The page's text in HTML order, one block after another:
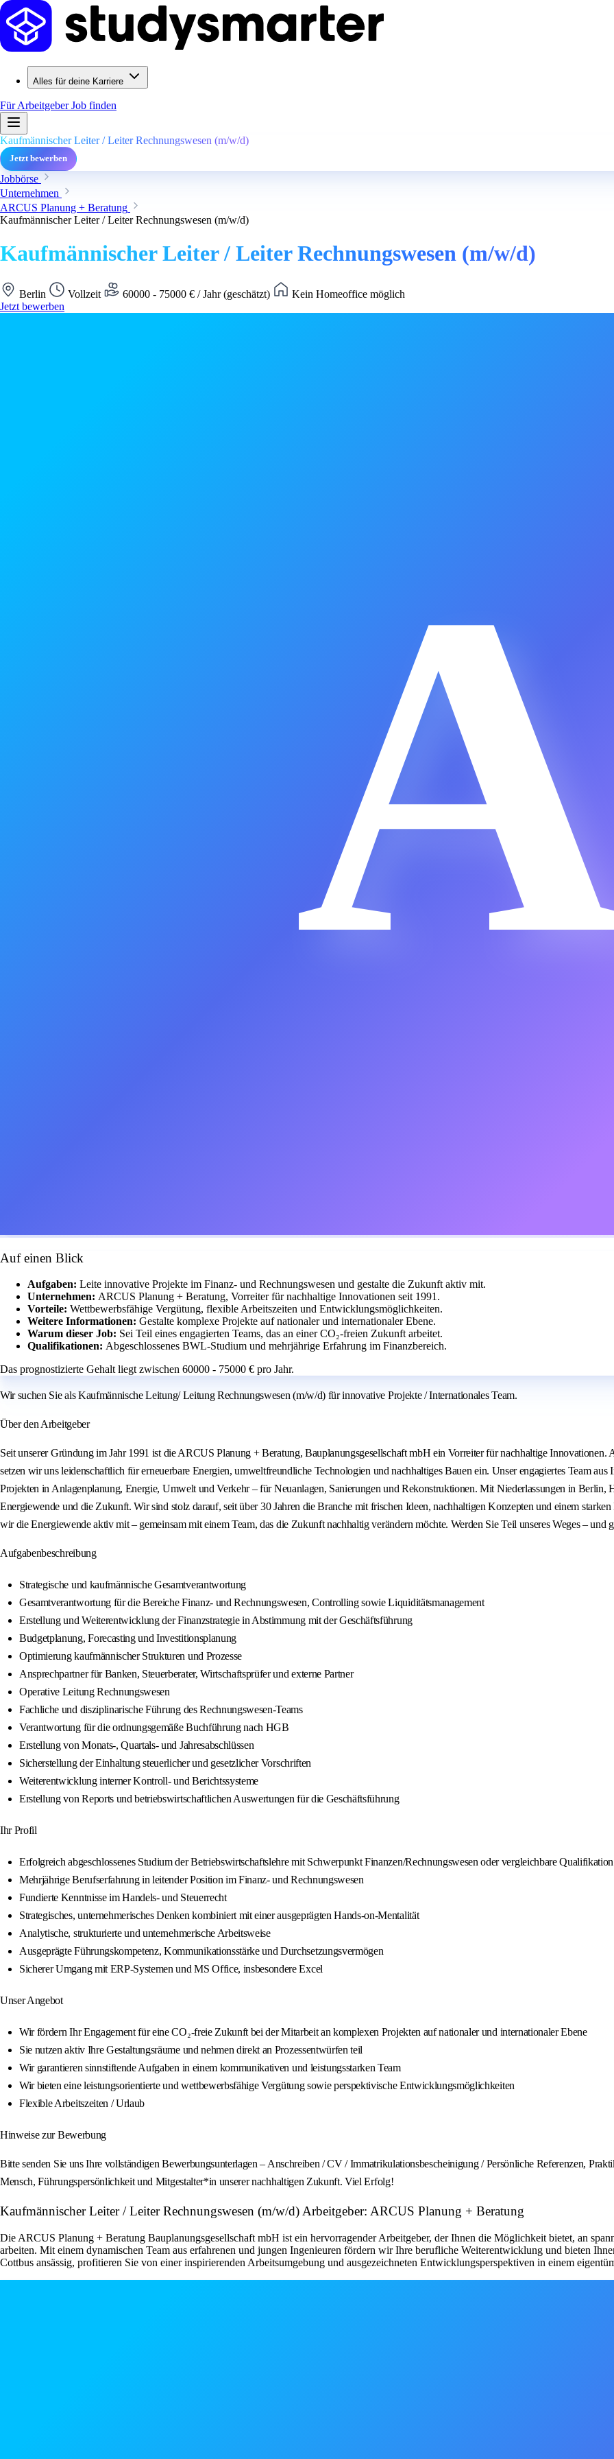
Alles für deine Karriere
Für ArbeitgeberJob finden
Kaufmännischer Leiter / Leiter Rechnungswesen (m/w/d)
Jetzt bewerben
Jobbörse
Unternehmen
ARCUS Planung + Beratung
Kaufmännischer Leiter / Leiter Rechnungswesen (m/w/d)
Kaufmännischer Leiter / Leiter Rechnungswesen (m/w/d)
Berlin Vollzeit 60000 - 75000 € / Jahr (geschätzt)
Kein Homeoffice möglich
Jetzt bewerben
Auf einen Blick
Aufgaben: Leite innovative Projekte im Finanz- und Rechnungswesen und gestalte die Zukunft aktiv mit.
Unternehmen: ARCUS Planung + Beratung, Vorreiter für nachhaltige Innovationen seit 1991.
Vorteile: Wettbewerbsfähige Vergütung, flexible Arbeitszeiten und Entwicklungsmöglichkeiten.
Weitere Informationen: Gestalte komplexe Projekte auf nationaler und internationaler Ebene.
Warum dieser Job: Sei Teil eines engagierten Teams, das an einer CO₂-freien Zukunft arbeitet.
Qualifikationen: Abgeschlossenes BWL-Studium und mehrjährige Erfahrung im Finanzbereich.
Das prognostizierte Gehalt liegt zwischen 60000 - 75000 € pro Jahr.
Wir suchen Sie als Kaufmännische Leitung/ Leitung Rechnungswesen (m/w/d) für innovative Projekte / Internationales Team.
Über den Arbeitgeber
Seit unserer Gründung im Jahr 1991 ist die ARCUS Planung + Beratung, Bauplanungsgesellschaft mbH ein Vorreiter für nachhaltige
setzen wir uns leidenschaftlich für erneuerbare Energien, umweltfreundliche Technologien und nachhaltiges Bauen ein. Unser engagiertes Team
Projekten in Anlagenplanung, Energie, Umwelt und Verkehr – für Neuanlagen, Sanierungen und Rekonstruktionen. Mit Niederlassungen in
Energiewende und die Zukunft. Wir sind stolz darauf, seit über 30 Jahren die Branche mit frischen Ideen, nachhaltigen Konzepten und einem
wir die Energiewende aktiv mit – gemeinsam mit einem Team, das die Zukunft nachhaltig verändern möchte. Werden Sie Teil unseres Weges – und
Aufgabenbeschreibung
Strategische und kaufmännische Gesamtverantwortung
Gesamtverantwortung für die Bereiche Finanz- und Rechnungswesen, Controlling sowie Liquiditätsmanagement
Erstellung und Weiterentwicklung der Finanzstrategie in Abstimmung mit der Geschäftsführung
Budgetplanung, Forecasting und Investitionsplanung
Optimierung kaufmännischer Strukturen und Prozesse
Ansprechpartner für Banken, Steuerberater, Wirtschaftsprüfer und externe Partner
Operative Leitung Rechnungswesen
Fachliche und disziplinarische Führung des Rechnungswesen-Teams
Verantwortung für die ordnungsgemäße Buchführung nach HGB
Erstellung von Monats-, Quartals- und Jahresabschlüssen
Sicherstellung der Einhaltung steuerlicher und gesetzlicher Vorschriften
Weiterentwicklung interner Kontroll- und Berichtssysteme
Erstellung von Reports und betriebswirtschaftlichen Auswertungen für die Geschäftsführung
Ihr Profil
Erfolgreich abgeschlossenes Studium der Betriebswirtschaftslehre mit Schwerpunkt Finanzen/Rechnungswesen oder vergleichbare
Mehrjährige Berufserfahrung in leitender Position im Finanz- und Rechnungswesen
Fundierte Kenntnisse im Handels- und Steuerrecht
Strategisches, unternehmerisches Denken kombiniert mit einer ausgeprägten Hands-on-Mentalität
Analytische, strukturierte und unternehmerische Arbeitsweise
Ausgeprägte Führungskompetenz, Kommunikationsstärke und Durchsetzungsvermögen
Sicherer Umgang mit ERP-Systemen und MS Office, insbesondere Excel
Unser Angebot
Wir fördern Ihr Engagement für eine CO₂-freie Zukunft bei der Mitarbeit an komplexen Projekten auf nationaler und internationaler Ebene
Sie nutzen aktiv Ihre Gestaltungsräume und nehmen direkt an Prozessentwürfen teil
Wir garantieren sinnstiftende Aufgaben in einem kommunikativen und leistungsstarken Team
Wir bieten eine leistungsorientierte und wettbewerbsfähige Vergütung sowie perspektivische Entwicklungsmöglichkeiten
Flexible Arbeitszeiten / Urlaub
Hinweise zur Bewerbung
Bitte senden Sie uns Ihre vollständigen Bewerbungsunterlagen – Anschreiben / CV / Immatrikulationsbescheinigung / Persönliche Referenzen,
Mensch, Führungspersönlichkeit und Mitgestalter*in unserer nachhaltigen Zukunft. Viel Erfolg!
Kaufmännischer Leiter / Leiter Rechnungswesen (m/w/d) Arbeitgeber: ARCUS Planung + Beratung
Die ARCUS Planung + Beratung Bauplanungsgesellschaft mbH ist ein hervorragender Arbeitgeber, der Ihnen die Möglichkeit bietet, an
arbeiten. Mit einem dynamischen Team aus erfahrenen und jungen Ingenieuren fördern wir Ihre berufliche Weiterentwicklung und bieten
Cottbus ansässig, profitieren Sie von einer inspirierenden Arbeitsumgebung und ausgezeichneten Entwicklungsperspektiven in einem